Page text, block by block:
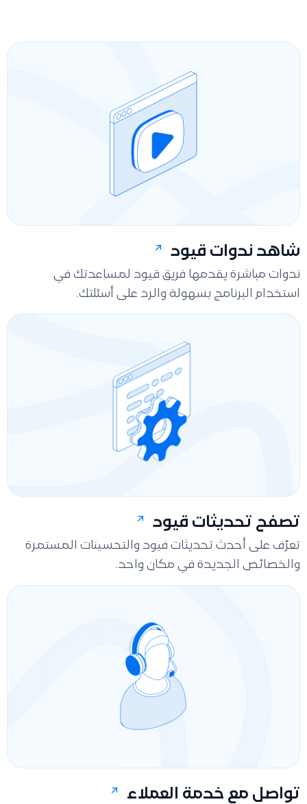
شاهد ندوات قيود
ندوات مباشرة يقدمها فريق قيود لمساعدتك في
استخدام البرنامج بسهولة والرد على أسئلتك.
تصفح تحديثات قيود
تعرّف على أحدث تحديثات فيود والتحسينات المستمرة
والخصائص الجديدة في مكان واحد.
تواصل مع خدمة العملاء